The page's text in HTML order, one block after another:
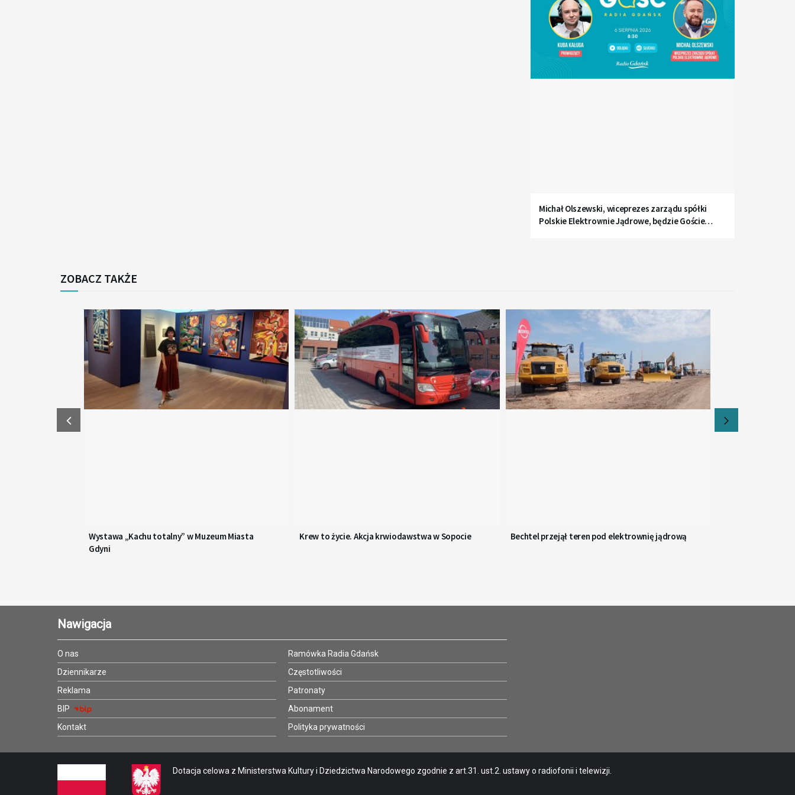
Michał Olszewski, wiceprezes zarządu spółki
Polskie Elektrownie Jądrowe, będzie Gościem
ZOBACZ TAKŻE
Wystawa „Kachu totalny” w Muzeum Miasta
Gdyni
Krew to życie. Akcja krwiodawstwa w Sopocie Bechtel przejął teren pod elektrownię jądrową
Nawigacja
O nas
Dziennikarze
Reklama
BIP
Kontakt
Ramówka Radia Gdańsk
Częstotliwości
Patronaty
Abonament
Polityka prywatności
Dotacja celowa z Ministerstwa Kultury i Dziedzictwa Narodowego zgodnie z art.31. ust.2. ustawy o radiofonii i telewizji.